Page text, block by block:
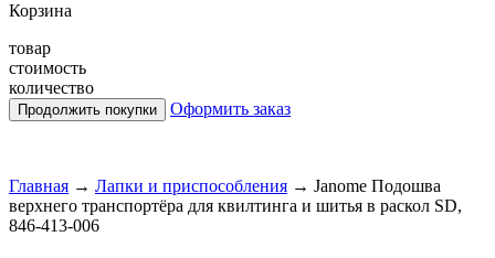
Корзина
товар
стоимость
количество
Оформить заказ
Главная → Лапки и приспособления → Janome Подошва
верхнего транспортёра для квилтинга и шитья в раскол SD,
846-413-006